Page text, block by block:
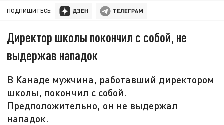
ПОДПИШИТЕСЬ:
Директор школы покончил с собой, не
выдержав нападок
В Канаде мужчина, работавший директором
школы, покончил с собой.
Предположительно, он не выдержал
нападок.